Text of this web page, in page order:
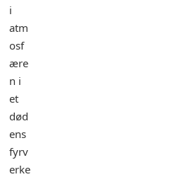
i
atm
osf
ære
n i
et
død
ens
fyrv
erke